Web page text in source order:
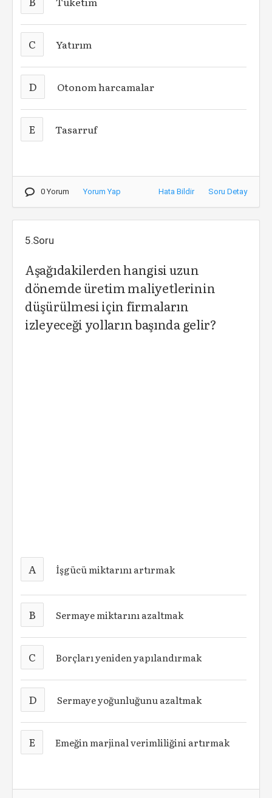
C Yatırım
D Otonom harcamalar
E Tasarruf
0 Yorum Yorum Yap Hata Bildir Soru Detay
5.Soru
Aşağıdakilerden hangisi uzun
dönemde üretim maliyetlerinin
düşürülmesi için firmaların
izleyeceği yolların başında gelir?
A İşgücü miktarını artırmak
B Sermaye miktarını azaltmak
C Borçları yeniden yapılandırmak
D Sermaye yoğunluğunu azaltmak
E Emeğin marjinal verimliliğini artırmak